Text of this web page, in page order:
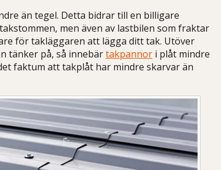
än tegel. Detta bidrar till en billigare
men även av lastbilen som fraktar
för takläggaren att lägga ditt tak. Utöver
tänker på, så innebärtakpannor i plåt mindre
faktum att takplåt har mindre skarvar än